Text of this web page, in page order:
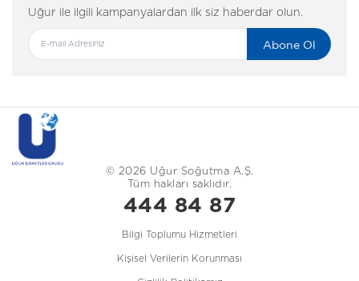
Uğur ile ilgili kampanyalardan ilk siz haberdar olun.
Abone Ol
© 2026 Uğur Soğutma A.Ş.
Tüm hakları saklıdır.
444 84 87
Bilgi Toplumu Hizmetleri
Kişisel Verilerin Korunması